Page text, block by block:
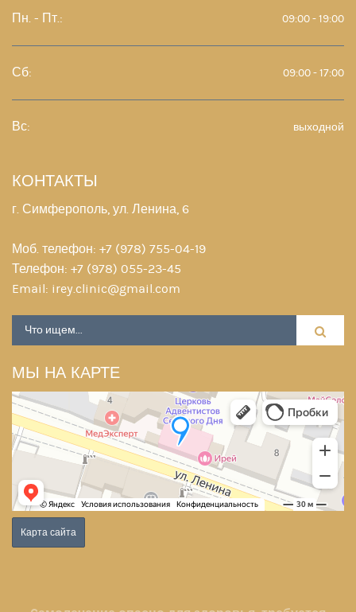
Пн. - Пт.: 09:00 - 19:00
Сб: 09:00 - 17:00
Вс: выходной
КОНТАКТЫ
г. Симферополь, ул. Ленина, 6
Моб. телефон: +7 (978) 755-04-19
Телефон: +7 (978) 055-23-45
Email: irey.clinic@gmail.com
МЫ НА КАРТЕ
Карта сайта